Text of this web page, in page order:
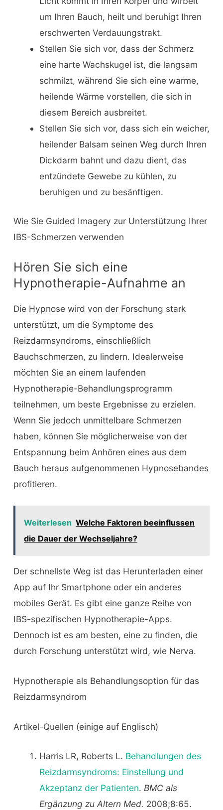
um Ihren Bauch, heilt und beruhigt Ihren
erschwerten Verdauungstrakt.
Stellen Sie sich vor, dass der Schmerz
eine harte Wachskugel ist, die langsam
schmilzt, während Sie sich eine warme,
heilende Wärme vorstellen, die sich in
diesem Bereich ausbreitet.
Stellen Sie sich vor, dass sich ein weicher,
heilender Balsam seinen Weg durch Ihren
Dickdarm bahnt und dazu dient, das
entzündete Gewebe zu kühlen, zu
beruhigen und zu besänftigen.
Wie Sie Guided Imagery zur Unterstützung Ihrer
IBS-Schmerzen verwenden
Hören Sie sich eine
Hypnotherapie-Aufnahme an
Die Hypnose wird von der Forschung stark
unterstützt, um die Symptome des
Reizdarmsyndroms, einschließlich
Bauchschmerzen, zu lindern. Idealerweise
möchten Sie an einem laufenden
Hypnotherapie-Behandlungsprogramm
teilnehmen, um beste Ergebnisse zu erzielen.
Wenn Sie jedoch unmittelbare Schmerzen
haben, können Sie möglicherweise von der
Entspannung beim Anhören eines aus dem
Bauch heraus aufgenommenen Hypnosebandes
profitieren.
Weiterlesen Welche Faktoren beeinflussen
die Dauer der Wechseljahre?
Der schnellste Weg ist das Herunterladen einer
App auf Ihr Smartphone oder ein anderes
mobiles Gerät. Es gibt eine ganze Reihe von
IBS-spezifischen Hypnotherapie-Apps.
Dennoch ist es am besten, eine zu finden, die
durch Forschung unterstützt wird, wie Nerva.
Hypnotherapie als Behandlungsoption für das
Reizdarmsyndrom
Artikel-Quellen (einige auf Englisch)
Harris LR, Roberts L. Behandlungen des
Reizdarmsyndroms: Einstellung und
Akzeptanz der Patienten. BMC als
Ergänzung zu Altern Med. 2008;8:65.